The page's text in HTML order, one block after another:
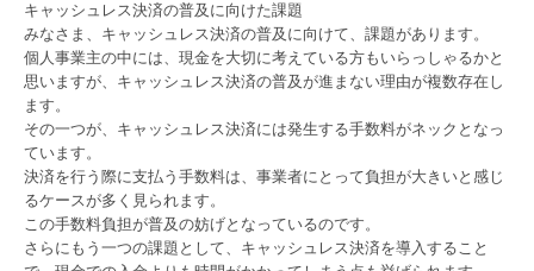
キャッシュレス決済の普及に向けた課題
みなさま、キャッシュレス決済の普及に向けて、課題があります。
個人事業主の中には、現金を大切に考えている方もいらっしゃるかと
思いますが、キャッシュレス決済の普及が進まない理由が複数存在し
ます。
その一つが、キャッシュレス決済には発生する手数料がネックとなっ
ています。
決済を行う際に支払う手数料は、事業者にとって負担が大きいと感じ
るケースが多く見られます。
この手数料負担が普及の妨げとなっているのです。
さらにもう一つの課題として、キャッシュレス決済を導入すること